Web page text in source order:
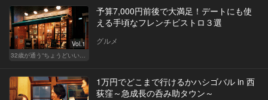
Vol.1
32歳が通う“ちょうどいい”価格の店
予算7,000円前後で大満足！デートにも使
える手頃なフレンチビストロ３選
グルメ
1万円でどこまで行けるかハシゴバル in 西
荻窪～急成長の呑み助タウン～